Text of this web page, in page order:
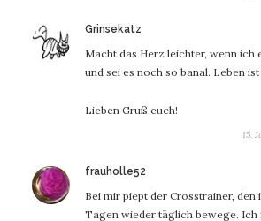
Grinsekatz
Macht das Herz leichter, wenn ich
und sei es noch so banal. Leben
Lieben Gruß euch!
15.
frauholle52
Bei mir piept der Crosstrainer, den
Tagen wieder täglich bewege. Ich